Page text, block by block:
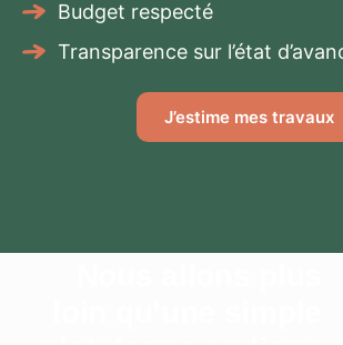
Budget respecté
Transparence sur l’état
J’estime mes travaux